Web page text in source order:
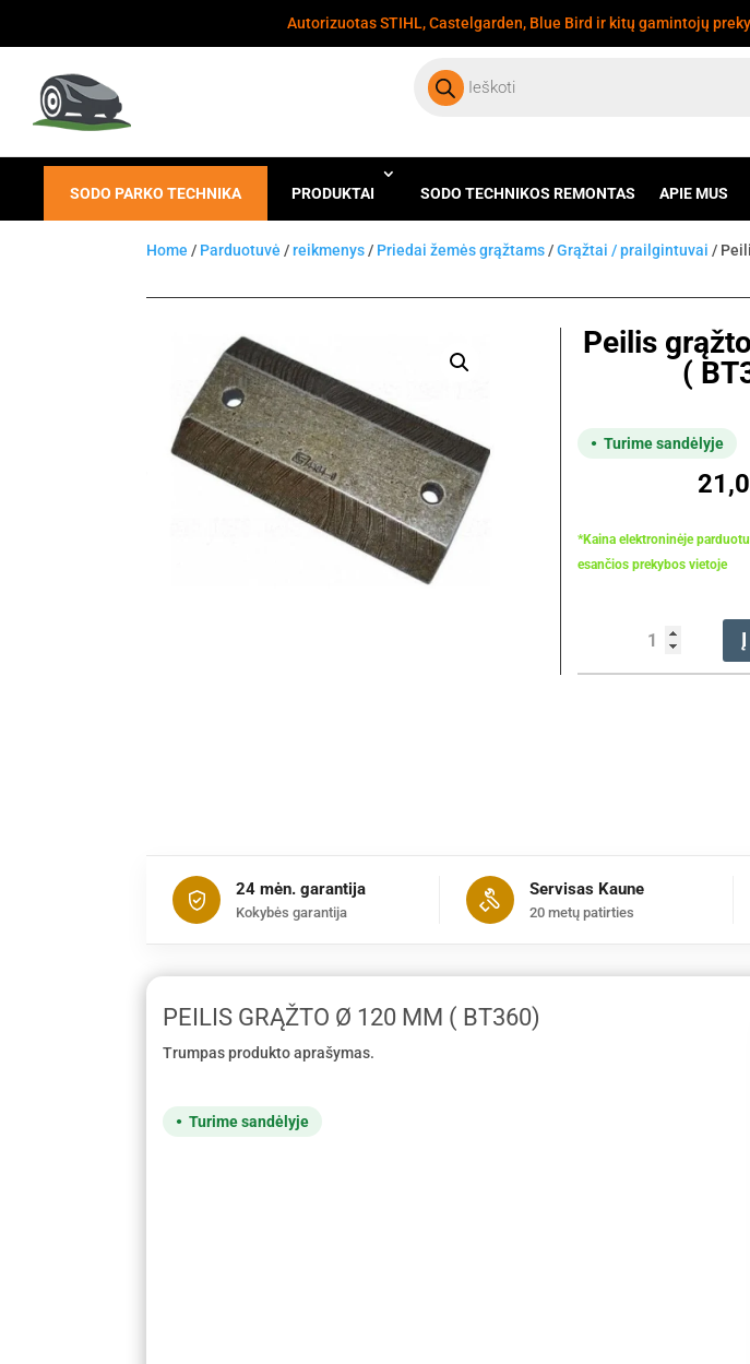
Autorizuotas STIHL, Castelgarden, Blue Bird ir kitų gamintojų
search
SODO PARKO TECHNIKA PRODUKTAI SODO TECHNIKOS REMONTAS APIE MUS
Home / Parduotuvė /reikmenys / Priedai žemės grąžtams /Grąžtai / prailgintuvai /
Peilis
(
Turime sandėlyje
*Kaina elektroninėje
esančios prekybos vietoje
kiekis:
Peilis
24 mėn. garantija
Kokybės garantija
Servisas Kaune
20 metų patirties
PEILIS GRĄŽTO Ø 120 MM ( BT360)
Trumpas produkto aprašymas.
Turime sandėlyje